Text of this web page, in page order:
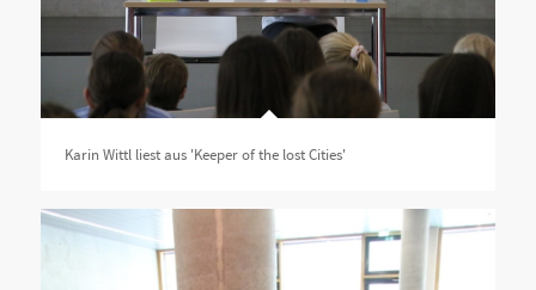
Karin Wittl liest aus 'Keeper of the lost Cities'